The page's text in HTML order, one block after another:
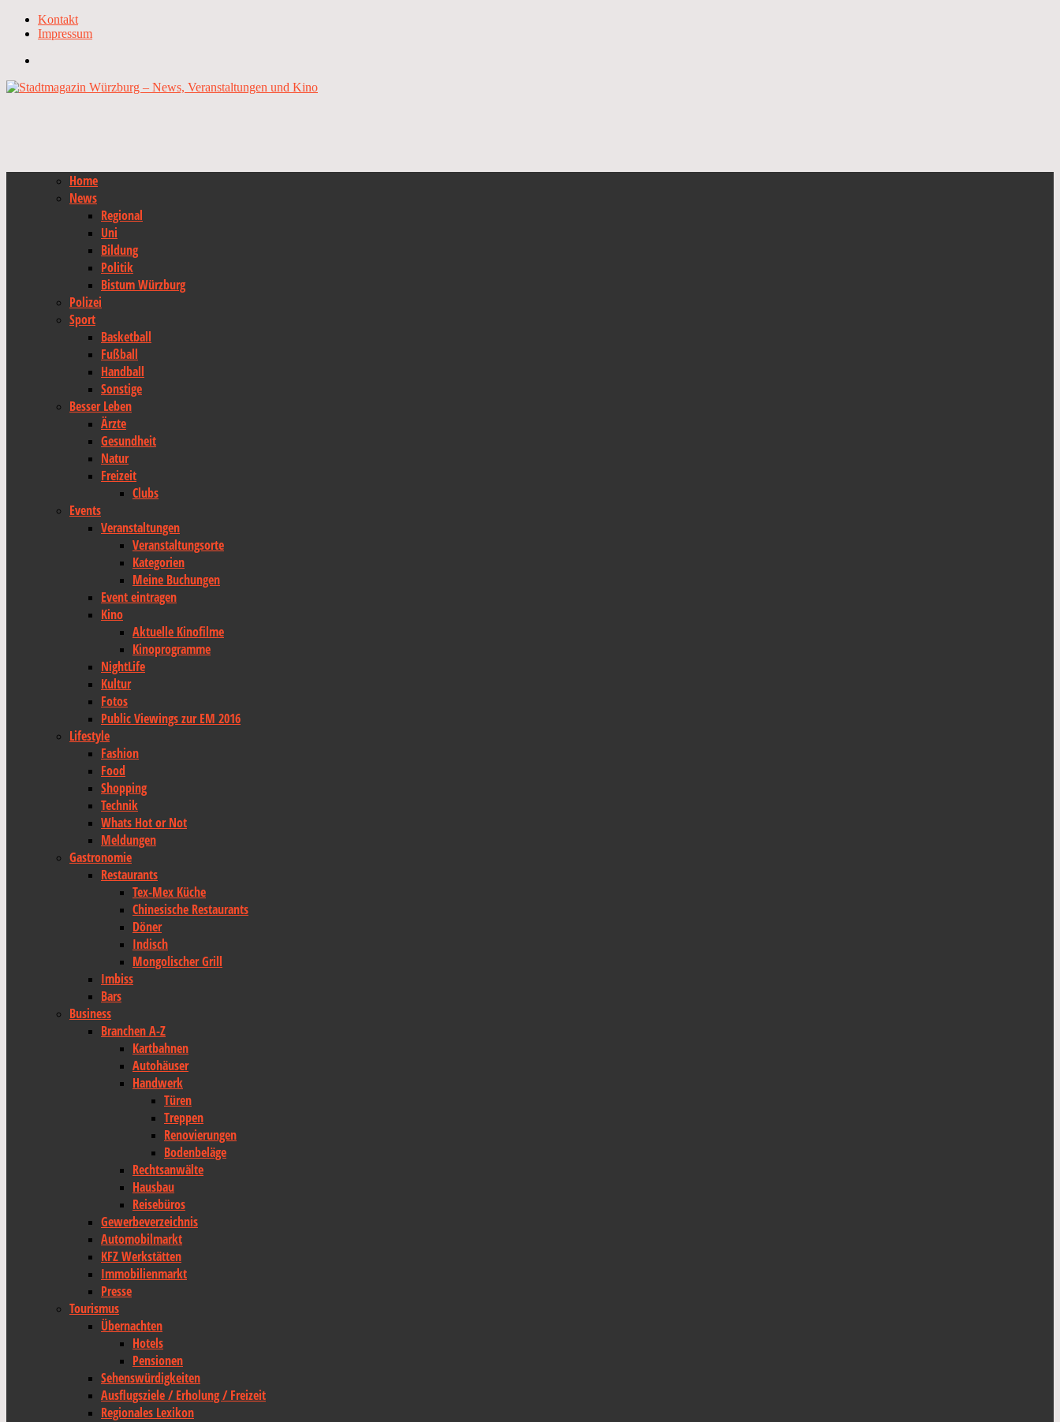
Kontakt
Impressum
Home
News
Regional
Uni
Bildung
Politik
Bistum Würzburg
Polizei
Sport
Basketball
Fußball
Handball
Sonstige
Besser Leben
Ärzte
Gesundheit
Natur
Freizeit
Clubs
Events
Veranstaltungen
Veranstaltungsorte
Kategorien
Meine Buchungen
Event eintragen
Kino
Aktuelle Kinofilme
Kinoprogramme
NightLife
Kultur
Fotos
Public Viewings zur EM 2016
Lifestyle
Fashion
Food
Shopping
Technik
Whats Hot or Not
Meldungen
Gastronomie
Restaurants
Tex-Mex Küche
Chinesische Restaurants
Döner
Indisch
Mongolischer Grill
Imbiss
Bars
Business
Branchen A-Z
Kartbahnen
Autohäuser
Handwerk
Türen
Treppen
Renovierungen
Bodenbeläge
Rechtsanwälte
Hausbau
Reisebüros
Gewerbeverzeichnis
Automobilmarkt
KFZ Werkstätten
Immobilienmarkt
Presse
Tourismus
Übernachten
Hotels
Pensionen
Sehenswürdigkeiten
Ausflugsziele / Erholung / Freizeit
Regionales Lexikon